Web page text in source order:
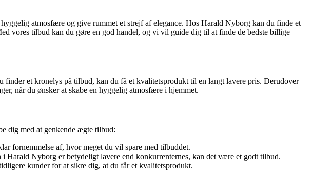
atmosfære og give rummet et strejf af elegance. Hos Harald Nyborg kan du finde et
vores tilbud kan du gøre en god handel, og vi vil guide dig til at finde de bedste billige
et kronelys på tilbud, kan du få et kvalitetsprodukt til en langt lavere pris. Derudover
når du ønsker at skabe en hyggelig atmosfære i hjemmet.
dig med at genkende ægte tilbud:
fornemmelse af, hvor meget du vil spare med tilbuddet.
Nyborg er betydeligt lavere end konkurrenternes, kan det være et godt tilbud.
kunder for at sikre dig, at du får et kvalitetsprodukt.